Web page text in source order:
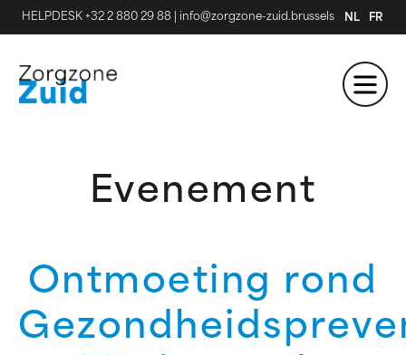
HELPDESK +32 2 880 29 88 info@zorgzone-zuid.brussels NL FR
Evenement
Ontmoeting rond